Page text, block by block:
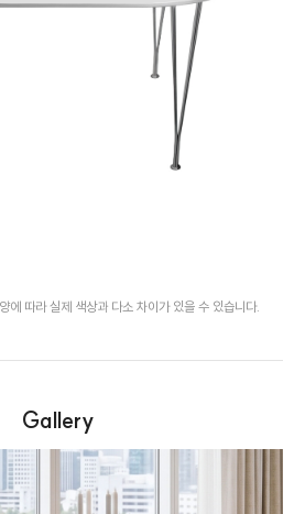
에 따라 실제 색상과 다소 차이가 있을 수 있습니다.
Gallery